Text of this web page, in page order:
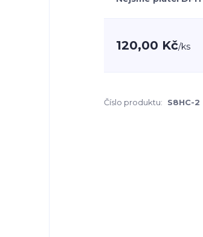
120,00 Kč/ks
Číslo produktu: S8HC-2